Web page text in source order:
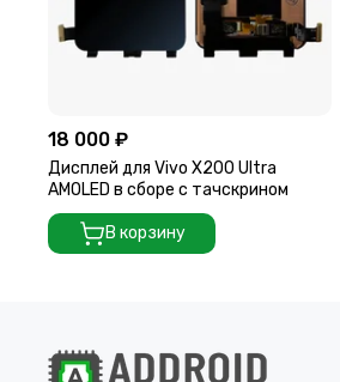
18 000 ₽
Дисплей для Vivo X200 Ultra
AMOLED в сборе с тачскрином
В корзину